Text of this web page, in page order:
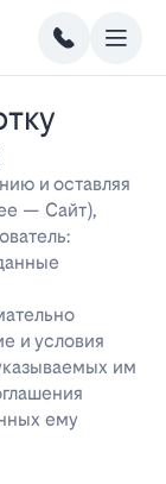
и оставляя
— Сайт),
и условия
им
ему